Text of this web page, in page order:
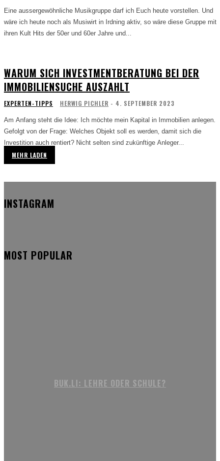
Eine aussergewöhnliche Musikgruppe darf ich Euch heute vorstellen. Und
wäre ich heute noch als Musiwirt in Irdning aktiv, so wäre diese Gruppe mit
ihren Kult Hits der 50er und 60er Jahre und...
WARUM SICH INVESTMENTBERATUNG BEI DER
IMMOBILIENSUCHE AUSZAHLT
EXPERTEN-TIPPS HERWIG PICHLER - 4. SEPTEMBER 2023
Am Anfang steht die Idee: Ich möchte mein Kapital in Immobilien anlegen.
Gefolgt von der Frage: Welches Objekt soll es werden, damit sich die
Investition auch rentiert? Nicht selten sind zukünftige Anleger...
MEHR LADEN
INSTAGRAM
MOST POPULAR
BUK.LI: LEHRE ODER SCHULE?